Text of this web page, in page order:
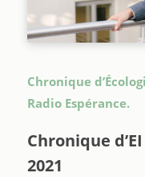
Chronique
Radio Espérance.
Chronique
2021